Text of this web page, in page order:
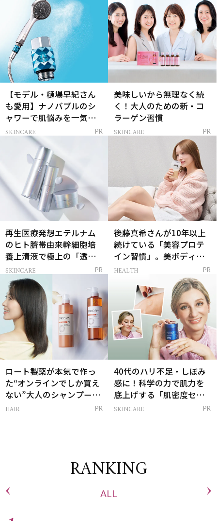
【モデル・樋場早紀さん
も愛用】ナノバブルのシ
ャワーで肌悩みを一気に
解決
SKINCARE PR
美味しいから無理なく続
く！大人のための新・コ
ラーゲン習慣
SKINCARE PR
再生医療発想エテルナム
のヒト臍帯由来幹細胞培
養上清液で極上の「透明
感ハリ肌」へ
SKINCARE PR
後藤真希さんが10年以上
続けている「美容プロテ
イン習慣」。美ボディを
支える朝ルーティンと
HEALTH PR
ロート製薬が本気で作っ
た“オンラインでしか買え
ない”大人のシャンプー＆
トリートメントって？
HAIR PR
40代のハリ不足・しぼみ
感に！科学の力で肌力を
底上げする「肌密度セラ
ム」
SKINCARE PR
RANKING
ALL